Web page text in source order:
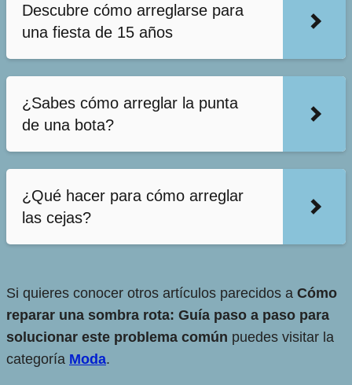
Descubre cómo arreglarse para
una fiesta de 15 años
¿Sabes cómo arreglar la punta
de una bota?
¿Qué hacer para cómo arreglar
las cejas?
Si quieres conocer otros artículos parecidos a Cómo
reparar una sombra rota: Guía paso a paso para
solucionar este problema común puedes visitar la
categoría Moda.